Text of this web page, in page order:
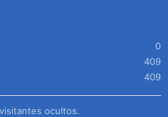
0
409
409
ocultos.